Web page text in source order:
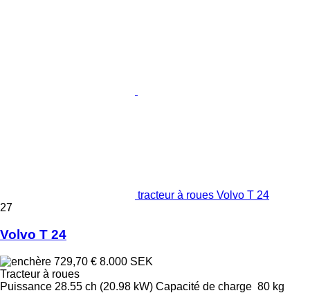
tracteur à roues Volvo T 24
27
Volvo T 24
729,70 € 8.000 SEK
Tracteur à roues
Puissance 28.55 ch (20.98 kW) Capacité de charge 80 kg